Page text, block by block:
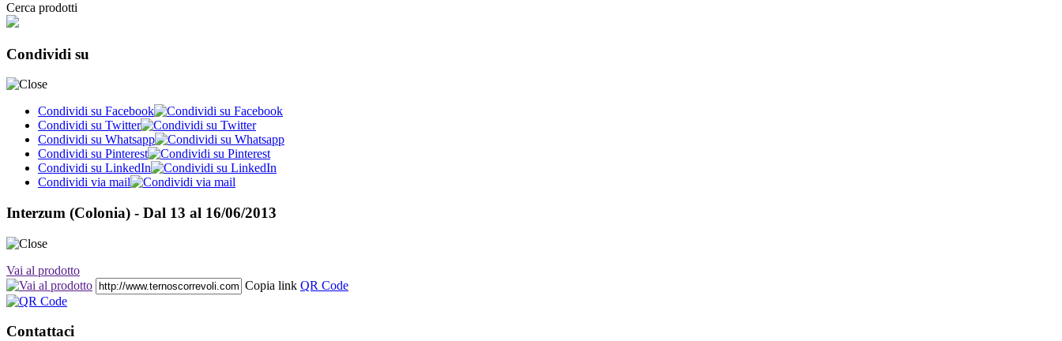
Cerca prodotti
Condividi su
Condividi su Facebook
Condividi su Twitter
Condividi su Whatsapp
Condividi su Pinterest
Condividi su LinkedIn
Condividi via mail
Interzum (Colonia) - Dal 13 al 16/06/2013
Vai al prodotto
Copia link QR Code
Contattaci